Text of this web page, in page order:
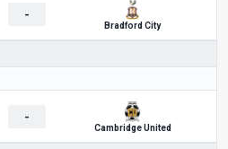
-
Bradford City
-
Cambridge United